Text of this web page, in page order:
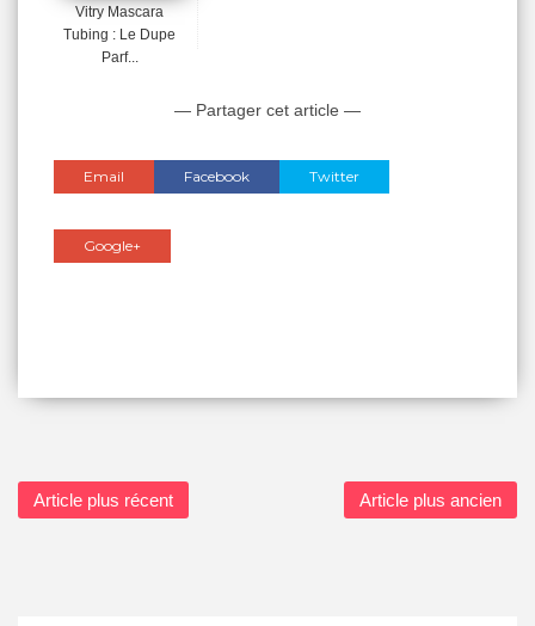
Vitry Mascara
Tubing : Le Dupe
Parf...
— Partager cet article —
Email Facebook Twitter
Google+
Article plus récent Article plus ancien